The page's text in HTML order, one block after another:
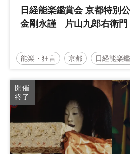
日経能楽鑑賞会 京都特別公
金剛永謹 片山九郎右衛門
能楽・狂言 京都 日経能楽
伝統芸能
開催
終了